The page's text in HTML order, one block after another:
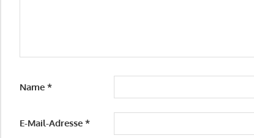
Name *
E-Mail-Adresse *